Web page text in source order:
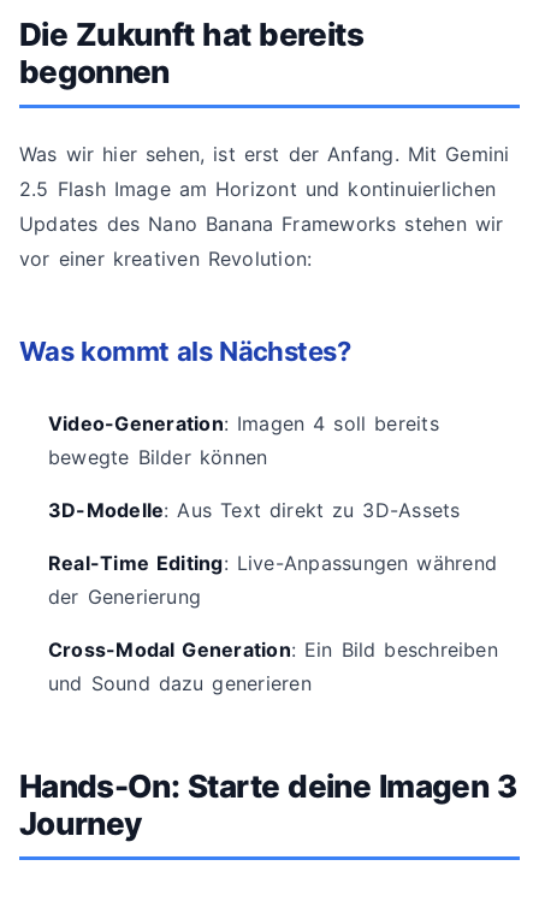
Die Zukunft hat bereits
begonnen
Was wir hier sehen, ist erst der Anfang. Mit Gemini
2.5 Flash Image am Horizont und kontinuierlichen
Updates des Nano Banana Frameworks stehen wir
vor einer kreativen Revolution:
Was kommt als Nächstes?
Video-Generation: Imagen 4 soll bereits
bewegte Bilder können
3D-Modelle: Aus Text direkt zu 3D-Assets
Real-Time Editing: Live-Anpassungen während
der Generierung
Cross-Modal Generation: Ein Bild beschreiben
und Sound dazu generieren
Hands-On: Starte deine Imagen 3
Journey